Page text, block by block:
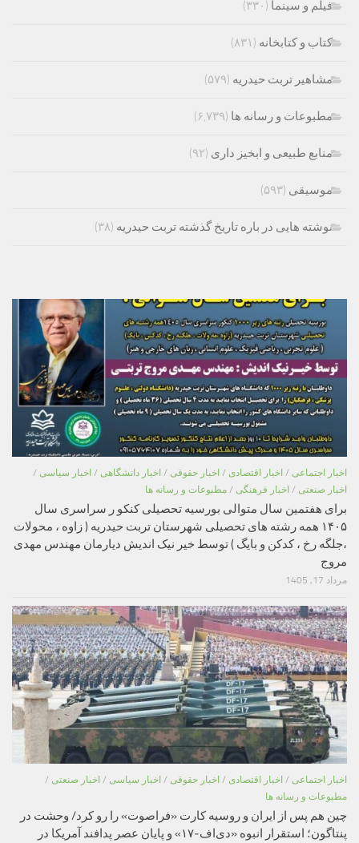
فیلم و سینما (۳۳۰)
کتاب و کتابخانه (۸۳۱)
مشاهیر تربت حیدریه (۵۷۹)
مطبوعات و رسانه ها (۶,۷۳۹)
منابع طبیعی و ابخیز داری (۹۲)
موسیقی (۵۹۳)
نوشته هایی در باره تاریخ گذشته تربت حیدریه (۳۸)
اخبار اجتماعی / اخبار اقتصادی / اخبار حقوقی / اخبار دانشگاهی / اخبار سیاسی /
اخبار صنعتی / اخبار فرهنگی / مطبوعات و رسانه ها
برای هفتمین سال متوالی بورسیه تحصیلی کنکو ر سراسری سال
۱۴۰۵ همه رشته های تحصیلی شهرستان تربت حیدریه ( زاوه ، محولات
،جلگه رخ ، کدکن و بایگ ) توسط خیر نیک اندیش دیارمان مهندس مهدی
مروج
مرداد 17, 1405
اخبار اجتماعی / اخبار اقتصادی / اخبار حقوقی / اخبار سیاسی / اخبار صنعتی /
مطبوعات و رسانه ها
چین هم پس از ایران و روسیه کارت «فراصوت» را رو کرد/ وحشت در
پنتاگون؛ استقرار انبوه «دی‌اف‑۱۷» و پایان عصر پدافند آمریکا در